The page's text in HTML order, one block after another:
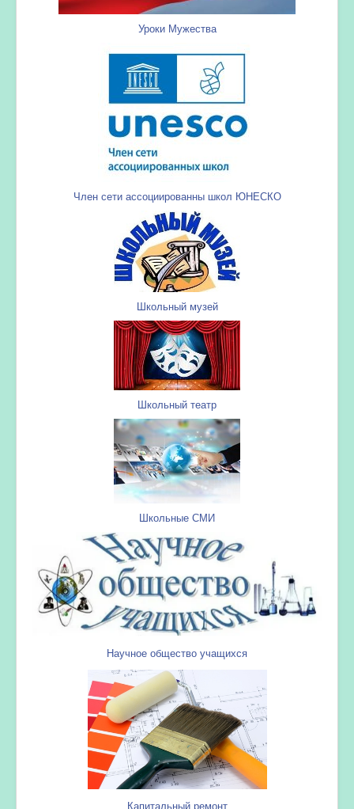
Уроки Мужества
Член сети ассоциированны школ ЮНЕСКО
Школьный музей
Школьный театр
Школьные СМИ
Научное общество учащихся
Капитальный ремонт